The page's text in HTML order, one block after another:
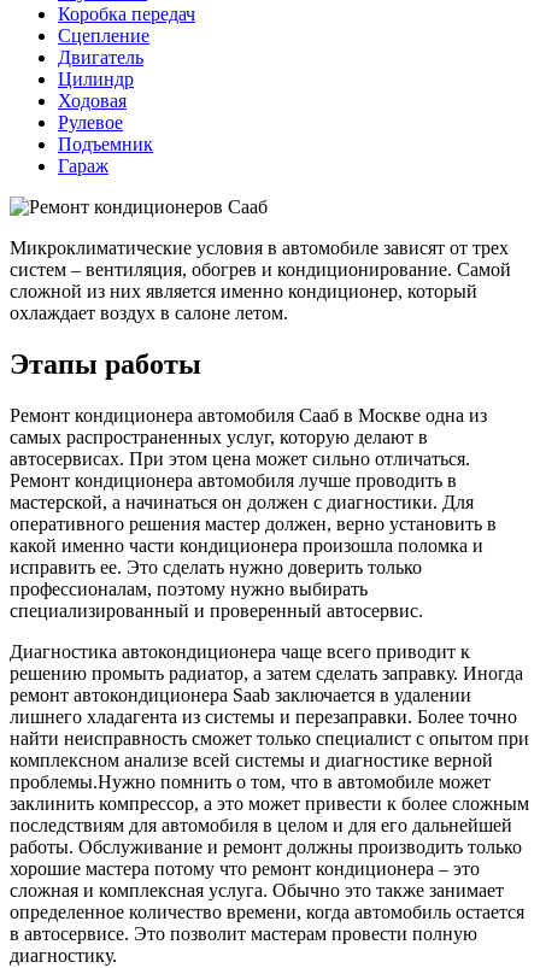
Коробка передач
Сцепление
Двигатель
Цилиндр
Ходовая
Рулевое
Подъемник
Гараж
Микроклиматические условия в автомобиле зависят от трех
систем – вентиляция, обогрев и кондиционирование. Самой
сложной из них является именно кондиционер, который
охлаждает воздух в салоне летом.
Этапы работы
Ремонт кондиционера автомобиля Сааб в Москве одна из
самых распространенных услуг, которую делают в
автосервисах. При этом цена может сильно отличаться.
Ремонт кондиционера автомобиля лучше проводить в
мастерской, а начинаться он должен с диагностики. Для
оперативного решения мастер должен, верно установить в
какой именно части кондиционера произошла поломка и
исправить ее. Это сделать нужно доверить только
профессионалам, поэтому нужно выбирать
специализированный и проверенный автосервис.
Диагностика автокондиционера чаще всего приводит к
решению промыть радиатор, а затем сделать заправку. Иногда
ремонт автокондиционера Saab заключается в удалении
лишнего хладагента из системы и перезаправки. Более точно
найти неисправность сможет только специалист с опытом при
комплексном анализе всей системы и диагностике верной
проблемы.Нужно помнить о том, что в автомобиле может
заклинить компрессор, а это может привести к более сложным
последствиям для автомобиля в целом и для его дальнейшей
работы. Обслуживание и ремонт должны производить только
хорошие мастера потому что ремонт кондиционера – это
сложная и комплексная услуга. Обычно это также занимает
определенное количество времени, когда автомобиль остается
в автосервисе. Это позволит мастерам провести полную
диагностику.